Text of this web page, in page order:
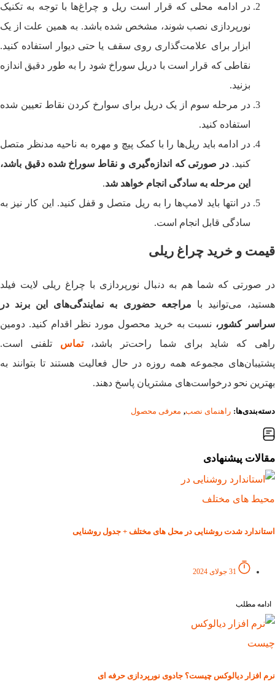
در ادامه محلی که قرار است ریل و چراغ‌ها با توجه به تکنیک
نورپردازی نصب شوند، مشخص شده باشد. به همین علت از یک
ابزار برای علامت‌گذاری روی سقف یا حتی دیوار استفاده کنید.
نقاطی که قرار است با دریل سوراخ شود را به طور دقیق اندازه
بزنید.
در مرحله سوم از یک دریل برای سوارخ کردن نقاط تعیین شده
استفاده کنید.
در ادامه باید ریل‌ها را با کمک پیچ و مهره به ناحیه مدنظر متصل
کنید. در صورتی که اندازه‌گیری و نقاط سوراخ شده دقیق باشد،
این مرحله به سادگی انجام خواهد شد.
در انتها باید لامپ‌ها را به ریل متصل و قفل کنید. این کار نیز به
سادگی قابل انجام است.
قیمت و خرید چراغ ریلی
در صورتی که شما هم به دنبال نورپردازی با چراغ ریلی لایت فیلد
هستید، می‌توانید با مراجعه حضوری به نمایندگی‌های این برند در
سراسر کشور، نسبت به خرید محصول مورد نظر اقدام کنید. دومین
راهی که شاید برای شما راحت‌تر باشد،تماس
تلفنی است.
پشتیبان‌‌های مجموعه همه روزه در حال فعالیت هستند تا بتوانند به
بهترین نحو درخواست‌های مشتریان پاسخ دهند.
دسته‌بندی‌ها: راهنمای نصب, معرفی محصول
مقالات پیشنهادی
استاندارد شدت روشنایی در محل‌ های مختلف + جدول روشنایی
31 جولای 2024
ادامه مطلب
نرم افزار دیالوکس چیست؟ جادوی نورپردازی حرفه ای